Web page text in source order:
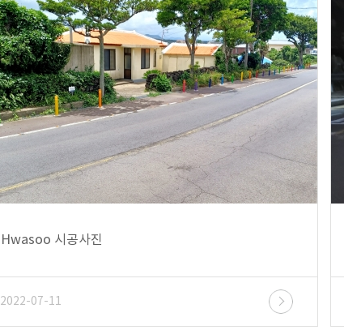
Hwasoo 시공사진
2022-07-11